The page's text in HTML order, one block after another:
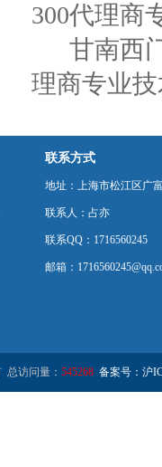
300代理商
甘南西
理商专业
联系方式
地址：上海市松江区广
联系人：占亦
联系QQ：1716560245
邮箱：
访问量： 545268 备案号：沪